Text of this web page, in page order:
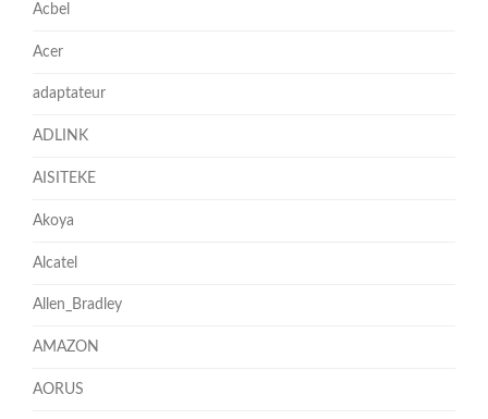
Acbel
Acer
adaptateur
ADLINK
AISITEKE
Akoya
Alcatel
Allen_Bradley
AMAZON
AORUS